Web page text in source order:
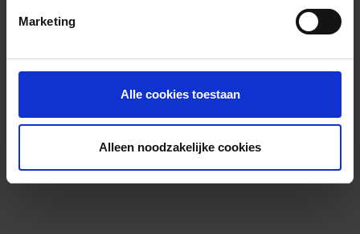
Marketing
Alle cookies toestaan
Alleen noodzakelijke cookies